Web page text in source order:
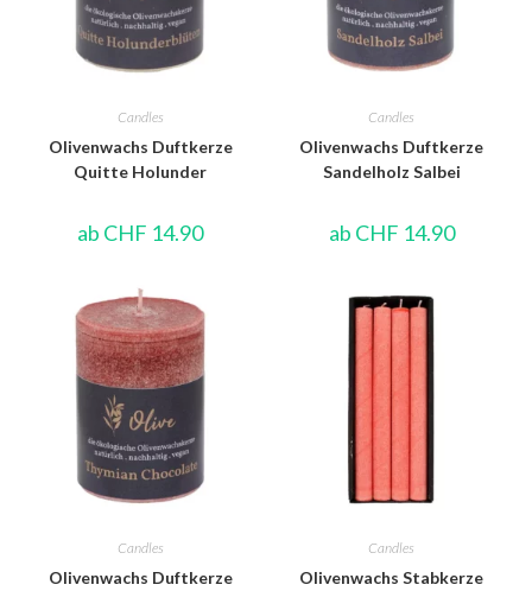
Candles
Olivenwachs Duftkerze
Quitte Holunder
ab CHF 14.90
Candles
Olivenwachs Duftkerze
Sandelholz Salbei
ab CHF 14.90
Candles
Olivenwachs Duftkerze
Candles
Olivenwachs Stabkerze